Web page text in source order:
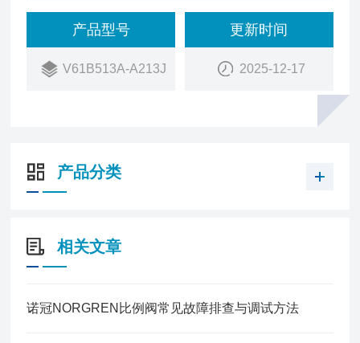
订货号：
21ZZ2018
销量：
产品型号
V61B513A-A213J
更新时间
2025-12-17
产品分类
相关文章
诺冠NORGREN比例阀常见故障排查与调试方法